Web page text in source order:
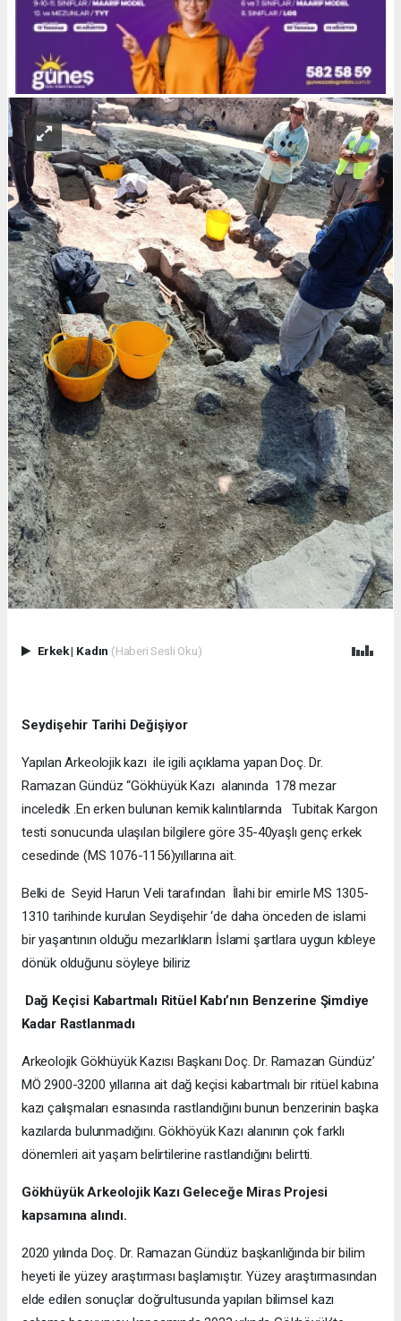
Erkek| Kadın (Haberi Sesli Oku)
Seydişehir Tarihi Değişiyor
Yapılan Arkeolojik kazı ile igili açıklama yapan Doç. Dr.
Ramazan Gündüz “Gökhüyük Kazı alanında 178 mezar
inceledik .En erken bulunan kemik kalıntılarında Tubitak Kargon
testi sonucunda ulaşılan bilgilere göre 35-40yaşlı genç erkek
cesedinde (MS 1076-1156)yıllarına ait.
Belki de Seyid Harun Veli tarafından İlahi bir emirle MS 1305-
1310 tarihinde kurulan Seydişehir ‘de daha önceden de islami
bir yaşantının olduğu mezarlıkların İslami şartlara uygun kıbleye
dönük olduğunu söyleye biliriz
Dağ Keçisi Kabartmalı Ritüel Kabı’nın Benzerine Şimdiye
Kadar Rastlanmadı
Arkeolojik Gökhüyük Kazısı Başkanı Doç. Dr. Ramazan Gündüz’
MÖ 2900-3200 yıllarına ait dağ keçisi kabartmalı bir ritüel kabına
kazı çalışmaları esnasında rastlandığını bunun benzerinin başka
kazılarda bulunmadığını. Gökhöyük Kazı alanının çok farklı
dönemleri ait yaşam belirtilerine rastlandığını belirtti.
Gökhüyük Arkeolojik Kazı Geleceğe Miras Projesi
kapsamına alındı.
2020 yılında Doç. Dr. Ramazan Gündüz başkanlığında bir bilim
heyeti ile yüzey araştırması başlamıştır. Yüzey araştırmasından
elde edilen sonuçlar doğrultusunda yapılan bilimsel kazı